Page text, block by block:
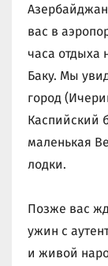
вас в
часа отдыха
Баку. Мы
город
Каспийский
маленькая
лодки.
Позже вас
ужин с
и живой